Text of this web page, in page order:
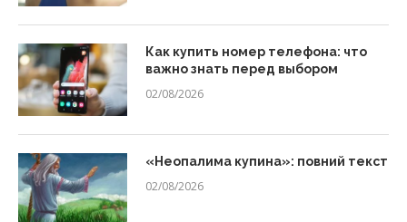
Как купить номер телефона: что
важно знать перед выбором
02/08/2026
«Неопалима купина»: повний текст
02/08/2026